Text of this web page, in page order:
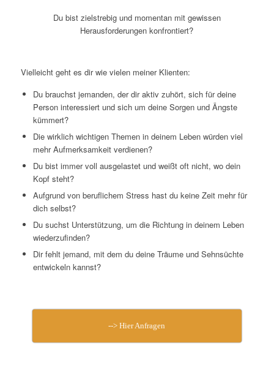
Du bist zielstrebig und momentan mit gewissen
Herausforderungen konfrontiert?
Vielleicht geht es dir wie vielen meiner Klienten:
Du brauchst jemanden, der dir aktiv zuhört, sich für deine
Person interessiert und sich um deine Sorgen und Ängste
kümmert?
Die wirklich wichtigen Themen in deinem Leben würden viel
mehr Aufmerksamkeit verdienen?
Du bist immer voll ausgelastet und weißt oft nicht, wo dein
Kopf steht?
Aufgrund von beruflichem Stress hast du keine Zeit mehr für
dich selbst?
Du suchst Unterstützung, um die Richtung in deinem Leben
wiederzufinden?
Dir fehlt jemand, mit dem du deine Träume und Sehnsüchte
entwickeln kannst?
--> Hier Anfragen